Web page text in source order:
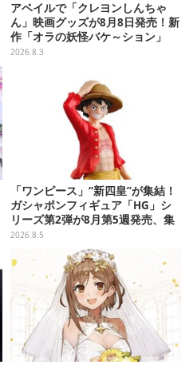
アベイルで「クレヨンしんちゃ
ん」映画グッズが8月8日発売！新
作「オラの妖怪バケ～ション」
や、「ヘンダーランド」「暗黒タ
2026.8.3
「ワンピース」“新四皇”が集結！
ガシャポンフィギュア「HG」シ
リーズ第2弾が8月第5週発売、集
めて並べたくなるクオリティ
2026.8.5